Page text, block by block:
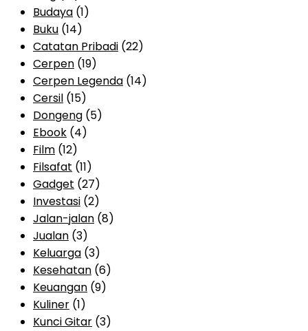
Budaya (1)
Buku (14)
Catatan Pribadi (22)
Cerpen (19)
Cerpen Legenda (14)
Cersil (15)
Dongeng (5)
Ebook (4)
Film (12)
Filsafat (11)
Gadget (27)
Investasi (2)
Jalan-jalan (8)
Jualan (3)
Keluarga (3)
Kesehatan (6)
Keuangan (9)
Kuliner (1)
Kunci Gitar (3)